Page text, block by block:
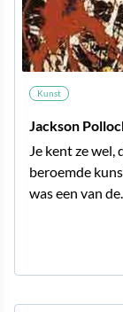
Kunst
Jackson
Je kent ze
beroemde
was een van de...